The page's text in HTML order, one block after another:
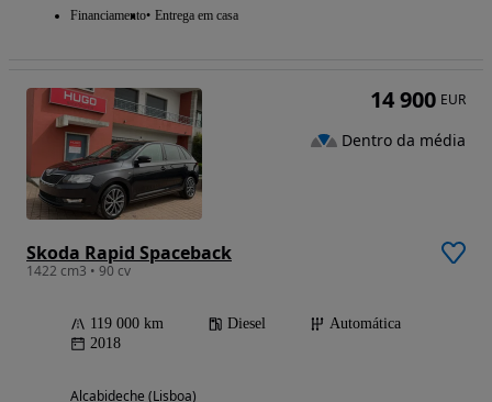
Financiamento Entrega em casa
Skoda Rapid Spaceback
1422 cm3 • 90 cv
119 000 km Diesel
Automática
2018
Alcabideche (Lisboa)
14 900 EUR
Dentro da média